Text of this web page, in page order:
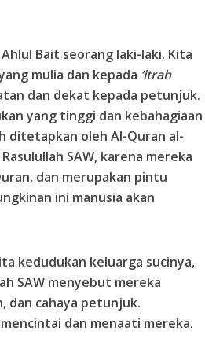
Bait seorang laki-laki. Kita
mulia dan kepada ‘itrah
dan dekat kepada petunjuk.
yang tinggi dan kebahagiaan
ditetapkan oleh Al-Quran al-
Rasulullah SAW, karena mereka
dan merupakan pintu
ini manusia akan
kedudukan keluarga sucinya,
SAW menyebut mereka
dan cahaya petunjuk.
dan menaati mereka.